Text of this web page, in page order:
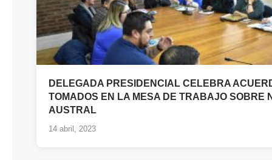
DELEGADA PRESIDENCIAL CELEBRA
TOMADOS EN LA MESA DE TRABAJO SOBRE
AUSTRAL
14 abril, 2023